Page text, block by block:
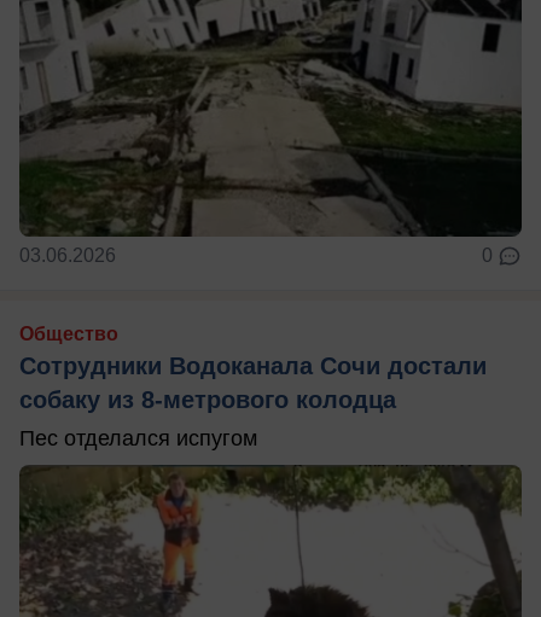
03.06.2026 0
Общество
Сотрудники Водоканала Сочи достали
собаку из 8-метрового колодца
Пес отделался испугом